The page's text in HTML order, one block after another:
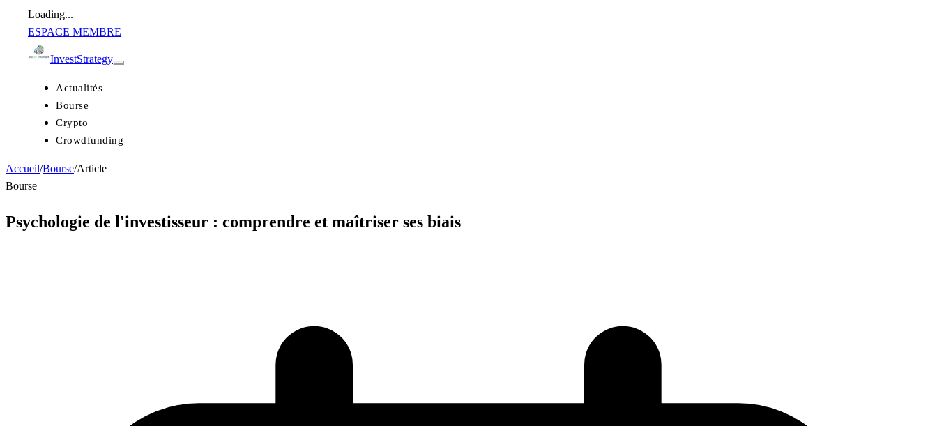
Loading...
ESPACE MEMBRE
InvestStrategy
Actualités
Bourse
Crypto
Crowdfunding
Accueil/Bourse/Article
Bourse
Psychologie de l'investisseur : comprendre et maîtriser ses biais